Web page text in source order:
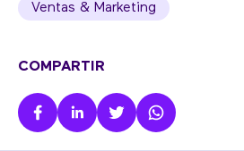
Ventas & Marketing
COMPARTIR